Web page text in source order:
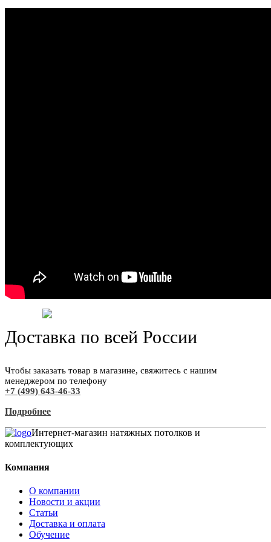
Доставка по всей России
Чтобы заказать товар в магазине, свяжитесь с нашим
менеджером по телефону
+7 (499) 643-46-33
Подробнее
Интернет-магазин натяжных потолков и
комплектующих
Компания
О компании
Новости и акции
Статьи
Доставка и оплата
Обучение